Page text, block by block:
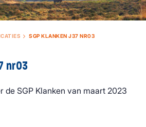
SGP KLANKEN J37 NR03
nr03
de SGP Klanken van maart 2023